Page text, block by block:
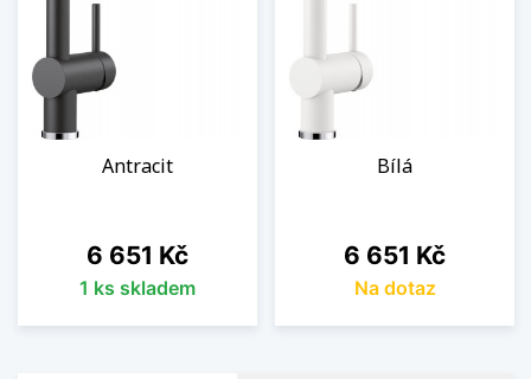
Antracit
Cena
6 651 Kč
1 ks skladem
Bílá
Cena
6 651 Kč
Na dotaz